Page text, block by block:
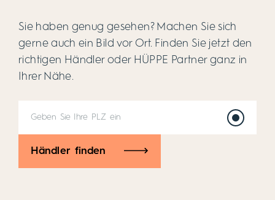
Sie haben genug gesehen? Machen Sie sich
gerne auch ein Bild vor Ort. Finden Sie jetzt den
richtigen Händler oder HÜPPE Partner ganz in
Ihrer Nähe.
Händler finden